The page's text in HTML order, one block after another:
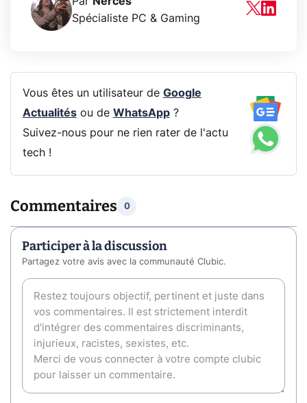
Spécialiste PC & Gaming
Vous êtes un utilisateur de Google
Actualitésou de WhatsApp?
Suivez-nous pour ne rien rater de l'actu
tech !
Commentaires 0
Participer à la discussion
Partagez votre avis avec la communauté Clubic.